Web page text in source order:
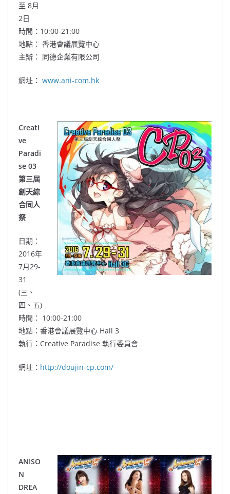
至 8月
2日
時間：10:00-21:00
地點： 香港會議展覽中心
主辦： 同德企業有限公司
網址： www.ani-com.hk
Creati
ve
Paradi
se 03
第三屆
創天綜
合同人
祭
日期：
2016年
7月29-
31
(三、
四、五)
時間： 10:00-21:00
地點：香港會議展覽中心 Hall 3
執行：Creative Paradise 執行委員會
網址： http://doujin-cp.com/
ANISO
N
DREA